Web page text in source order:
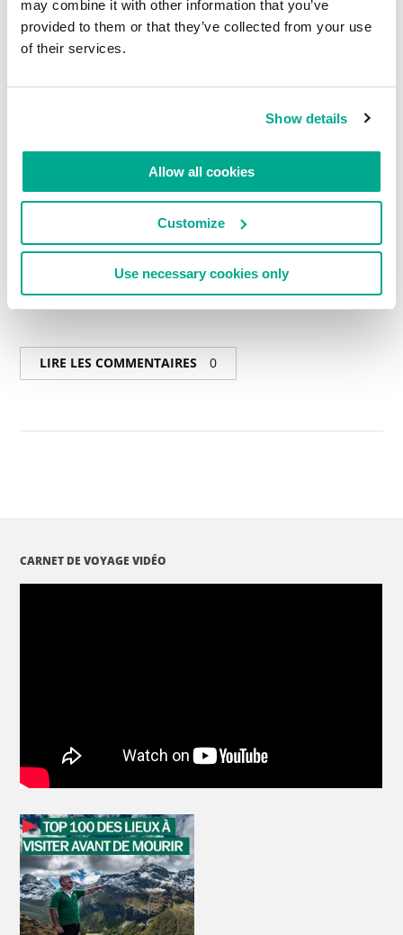
may combine it with other information that you’ve
provided to them or that they’ve collected from your use
of their services.
Show details
Allow all cookies
Customize
Use necessary cookies only
La vue depuis ma fenêtre. Pas mal du tout. Je
recommande.
En lire plus :L’hôtel des paons.
LIRE LES COMMENTAIRES 0
CARNET DE VOYAGE VIDÉO